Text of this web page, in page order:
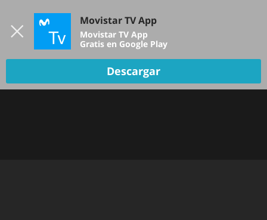
TV EN VIVO
Movistar TV App
Movistar TV App
Gratis en Google Play
Descargar